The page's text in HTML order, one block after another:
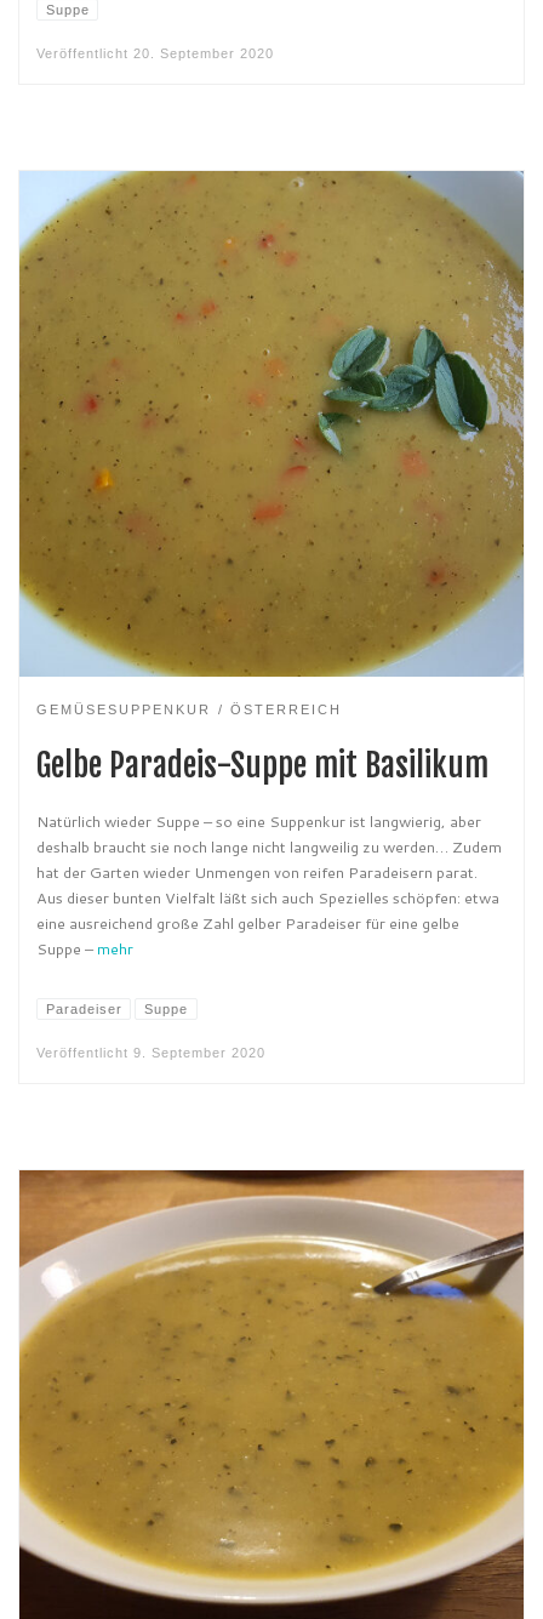
Suppe
Veröffentlicht 20. September 2020
GEMÜSESUPPENKUR ÖSTERREICH
Gelbe Paradeis-Suppe mit Basilikum
Natürlich wieder Suppe – so eine Suppenkur ist langwierig, aber
deshalb braucht sie noch lange nicht langweilig zu werden… Zudem
hat der Garten wieder Unmengen von reifen Paradeisern parat.
Aus dieser bunten Vielfalt läßt sich auch Spezielles schöpfen: etwa
eine ausreichend große Zahl gelber Paradeiser für eine gelbe
Suppe – mehr
Paradeiser Suppe
Veröffentlicht 9. September 2020